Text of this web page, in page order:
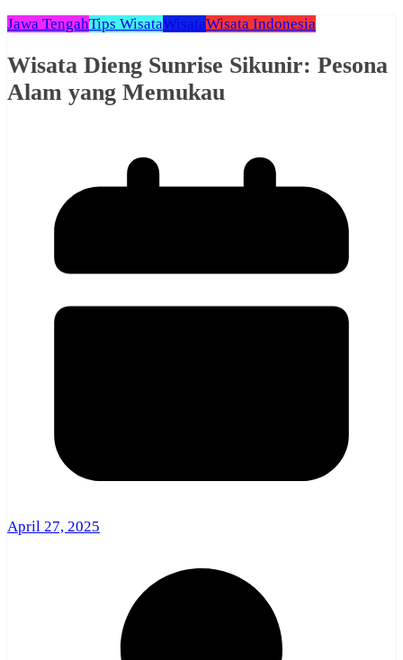
Jawa TengahTips WisataWisataWisata Indonesia
Wisata Dieng Sunrise Sikunir: Pesona
Alam yang Memukau
April 27, 2025